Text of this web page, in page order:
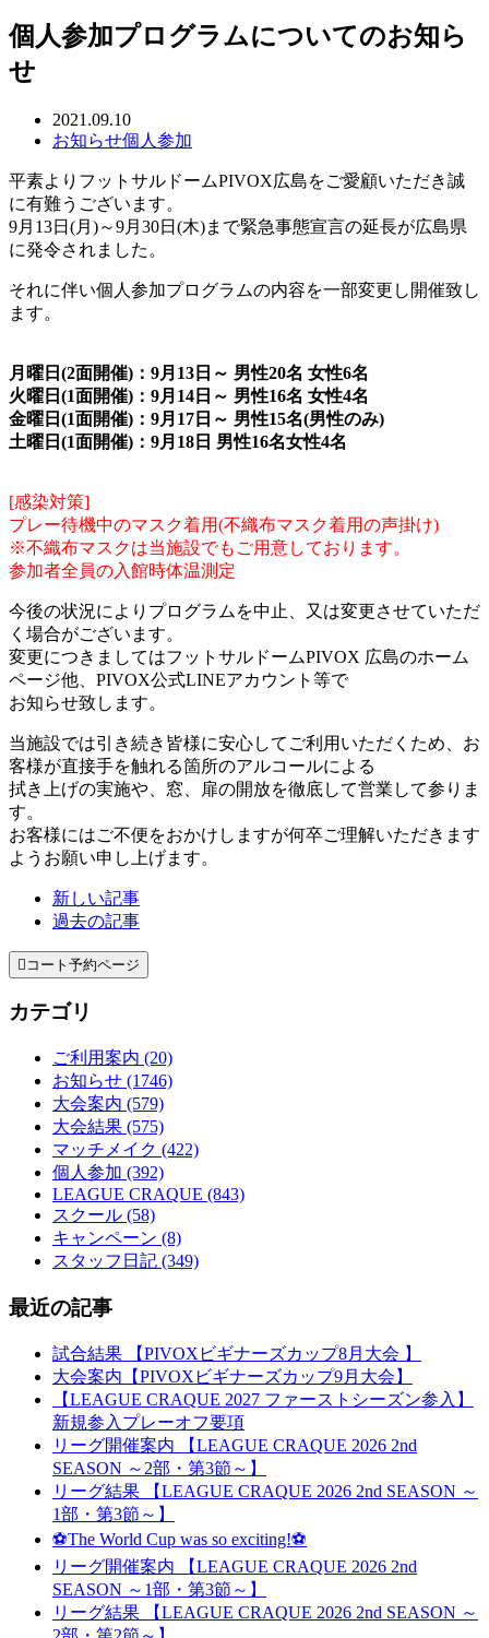
個人参加プログラムについてのお知ら
せ
2021.09.10
お知らせ個人参加
平素よりフットサルドームPIVOX広島をご愛顧いただき誠
に有難うございます。
9月13日(月)～9月30日(木)まで緊急事態宣言の延長が広島県
に発令されました。
それに伴い個人参加プログラムの内容を一部変更し開催致し
ます。
月曜日(2面開催)：9月13日～ 男性20名 女性6名
火曜日(1面開催)：9月14日～ 男性16名 女性4名
金曜日(1面開催)：9月17日～ 男性15名(男性のみ)
土曜日(1面開催)：9月18日 男性16名女性4名
[感染対策]
プレー待機中のマスク着用(不織布マスク着用の声掛け)
※不織布マスクは当施設でもご用意しております。
参加者全員の入館時体温測定
今後の状況によりプログラムを中止、又は変更させていただ
く場合がございます。
変更につきましてはフットサルドームPIVOX 広島のホーム
ページ他、PIVOX公式LINEアカウント等で
お知らせ致します。
当施設では引き続き皆様に安心してご利用いただくため、お
客様が直接手を触れる箇所のアルコールによる
拭き上げの実施や、窓、扉の開放を徹底して営業して参りま
す。
お客様にはご不便をおかけしますが何卒ご理解いただきます
ようお願い申し上げます。
新しい記事
過去の記事
 コート予約ページ
カテゴリ
ご利用案内 (20)
お知らせ (1746)
大会案内 (579)
大会結果 (575)
マッチメイク (422)
個人参加 (392)
LEAGUE CRAQUE (843)
スクール (58)
キャンペーン (8)
スタッフ日記 (349)
最近の記事
試合結果 【PIVOXビギナーズカップ8月大会 】
大会案内【PIVOXビギナーズカップ9月大会】
【LEAGUE CRAQUE 2027 ファーストシーズン参入】
新規参入プレーオフ要項
リーグ開催案内 【LEAGUE CRAQUE 2026 2nd
SEASON ～2部・第3節～】
リーグ結果 【LEAGUE CRAQUE 2026 2nd SEASON ～
1部・第3節～】
⚽The World Cup was so exciting!⚽
リーグ開催案内 【LEAGUE CRAQUE 2026 2nd
SEASON ～1部・第3節～】
リーグ結果 【LEAGUE CRAQUE 2026 2nd SEASON ～